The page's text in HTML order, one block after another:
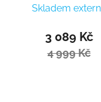
Lollipop 80
Skladem
3 089 Kč
4 999 Kč